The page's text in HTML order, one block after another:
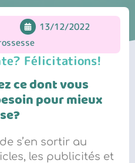
13/12/2022
Félicitations!
ce dont vous
pour mieux
s’en sortir au
les publicités et